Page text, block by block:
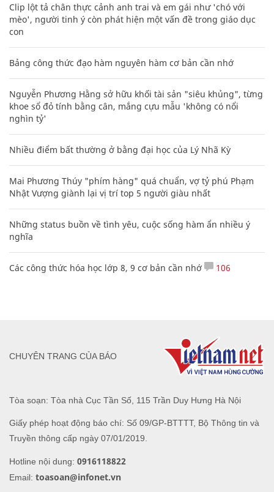
Clip lột tả chân thực cảnh anh trai và em gái như 'chó với
mèo', người tinh ý còn phát hiện một vấn đề trong giáo dục
con
Bảng công thức đạo hàm nguyên hàm cơ bản cần nhớ
Nguyễn Phương Hằng sở hữu khối tài sản "siêu khủng", từng
khoe sổ đỏ tính bằng cân, mắng cựu mẫu 'không có nổi
nghìn tỷ'
Nhiều điểm bất thường ở bằng đại học của Lý Nhã Kỳ
Mai Phương Thúy "phím hàng" quá chuẩn, vợ tỷ phú Phạm
Nhật Vượng giành lại vị trí top 5 người giàu nhất
Những status buồn về tình yêu, cuộc sống hàm ẩn nhiều ý
nghĩa
Các công thức hóa học lớp 8, 9 cơ bản cần nhớ 106
Tòa soạn: Tòa nhà Cục Tần Số, 115 Trần Duy Hưng Hà Nội
Giấy phép hoạt động báo chí: Số 09/GP-BTTTT, Bộ Thông tin và
Truyền thông cấp ngày 07/01/2019.
Hotline nội dung: 0916118822
Email: toasoan@infonet.vn
CHUYÊN TRANG CỦA BÁO